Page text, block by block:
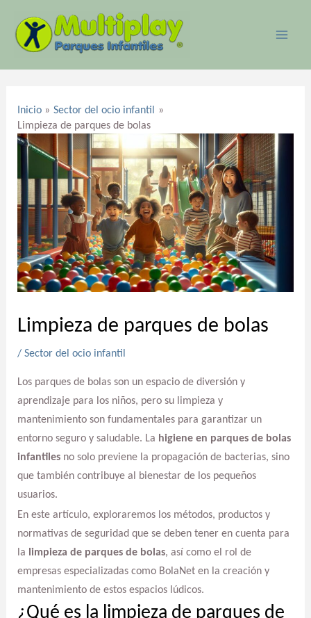
contenido
Inicio
Sector del ocio infantil
Limpieza de parques de bolas
Limpieza de parques de bolas
/ Sector del ocio infantil
Los parques de bolas son un espacio de diversión y
aprendizaje para los niños, pero su limpieza y
mantenimiento son fundamentales para garantizar un
entorno seguro y saludable. La higiene en parques de bolas
infantilesno solo previene la propagación de bacterias, sino
que también contribuye al bienestar de los pequeños
usuarios.
En este artículo, exploraremos los métodos, productos y
normativas de seguridad que se deben tener en cuenta para
la limpieza de parques de bolas, así como el rol de
empresas especializadas como BolaNet en la creación y
mantenimiento de estos espacios lúdicos.
¿Qué es la limpieza de parques de
entradas